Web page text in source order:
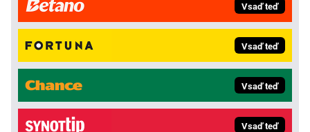
Vsaď teď
Vsaď teď
Vsaď teď
Vsaď teď